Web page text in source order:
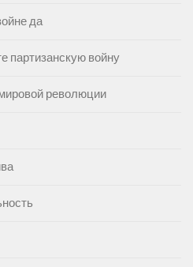
да
партизанскую войну
революции